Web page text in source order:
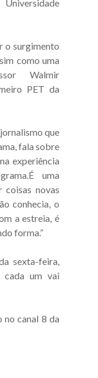
o surgimento
como uma
Walmir
PET da
que
fala sobre
experiência
uma
coisas novas
conhecia, o
a estreia, é
forma.”
sexta-feira,
cada um vai
no canal 8 da